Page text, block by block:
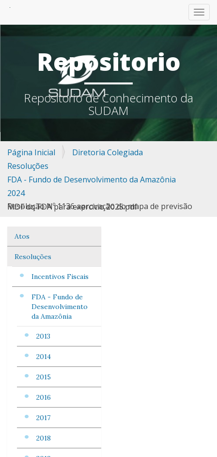
Repositorio
Repositorio de Conhecimento da
SUDAM
Página Inicial
Diretoria Colegiada
Resoluções
FDA - Fundo de Desenvolvimento da Amazônia
2024
Resolução Nº 1136 aprovação do mapa de previsão MDF do FDA para exercício 2025.pdf
Navegação
Atos
Resoluções
Incentivos Fiscais
FDA - Fundo de
Desenvolvimento
da Amazônia
2013
2014
2015
2016
2017
2018